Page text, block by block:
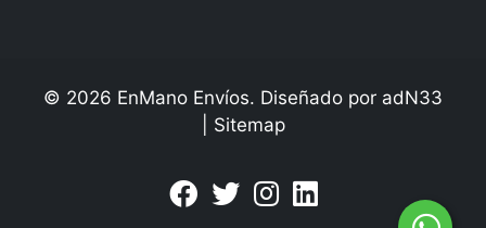
© 2026 EnMano Envíos. Diseñado por adN33
Sitemap